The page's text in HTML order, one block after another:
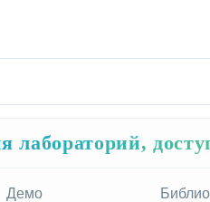
лабораторий,
Демо